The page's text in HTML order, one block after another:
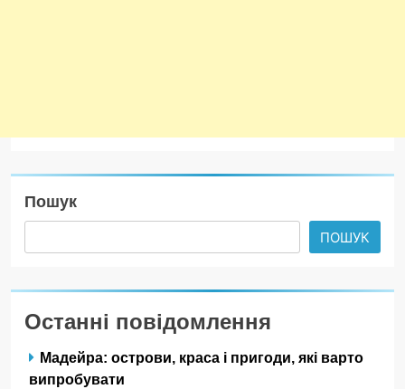
Пошук
ПОШУК
Останні повідомлення
Мадейра: острови, краса і пригоди, які варто
випробувати